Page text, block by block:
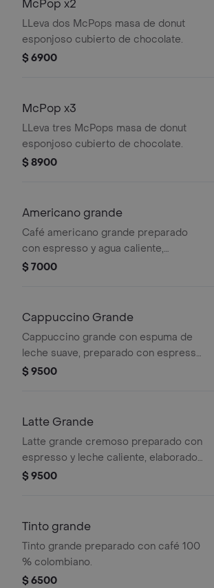
McPop x2
LLeva dos McPops masa de donut
esponjoso cubierto de chocolate.
$ 6900
McPop x3
LLeva tres McPops masa de donut
esponjoso cubierto de chocolate.
$ 8900
Americano grande
Café americano grande preparado
con espresso y agua caliente,
elaborado con café 100 %
$ 7000
Cappuccino Grande
Cappuccino grande con espuma de
leche suave, preparado con espresso
y leche caliente, elaborado con café
$ 9500
Latte Grande
Latte grande cremoso preparado con
espresso y leche caliente, elaborado
con café 100 % colombiano.
$ 9500
Tinto grande
Tinto grande preparado con café 100
% colombiano.
$ 6500